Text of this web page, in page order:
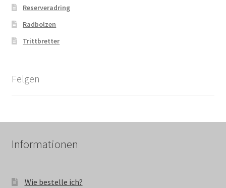
Reserveradring
Radbolzen
Trittbretter
Felgen
Informationen
Wie bestelle ich?